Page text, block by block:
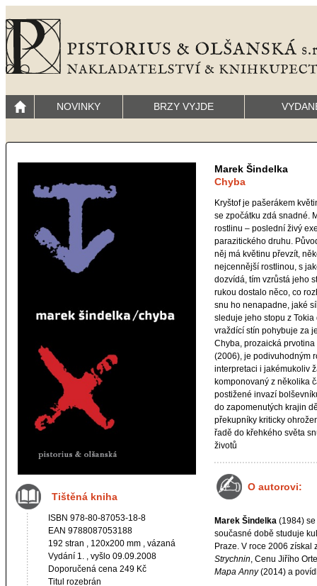
NOVINKY BRZY VYJDE
Tištěná kniha
ISBN 978-80-87053-18-8
EAN 9788087053188
192 stran , 120x200 mm , vázaná
Vydání 1. , vyšlo 09.09.2008
Doporučená cena 249 Kč
Titul rozebrán
Marek Šindelka
Chyba
Kryštof je pašerákem
se zpočátku zdá snadné.
rostlinu – poslední živý
parazitického druhu.
něj má květinu převzít,
nejcennější rostlinou, s
dozvídá, tím vzrůstá jeho
rukou dostalo něco, co
snu ho nenapadne, jaké
sleduje jeho stopu z
vraždící stín pohybuje za
Chyba, prozaická
(2006), je podivuhodným
interpretaci i jakémukoliv
komponovaný z několika
postižené invazí
do zapomenutých krajin
překupníky kriticky
řadě do křehkého světa
životů
O autorovi:
Marek Šindelka (1984)
současné době studuje
Praze. V roce 2006 získal
Strychnin, Cenu Jiřího
Mapa Anny(2014) a